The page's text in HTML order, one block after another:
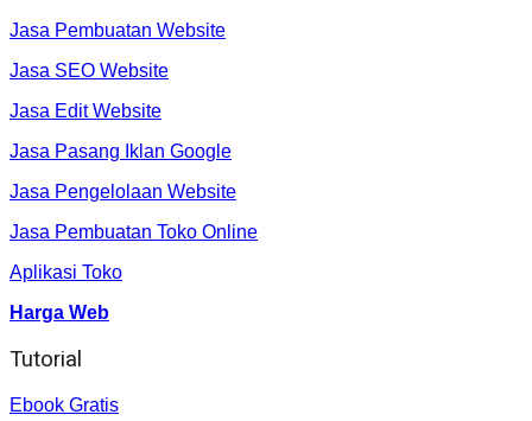
Jasa Pembuatan Website
Jasa SEO Website
Jasa Edit Website
Jasa Pasang Iklan Google
Jasa Pengelolaan Website
Jasa Pembuatan Toko Online
Aplikasi Toko
Harga Web
Tutorial
Ebook Gratis